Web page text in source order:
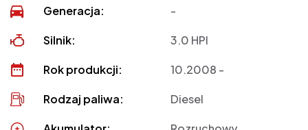
Generacja: -
Silnik: 3.0 HPI
Rok produkcji: 10.2008 -
Rodzaj paliwa: Diesel